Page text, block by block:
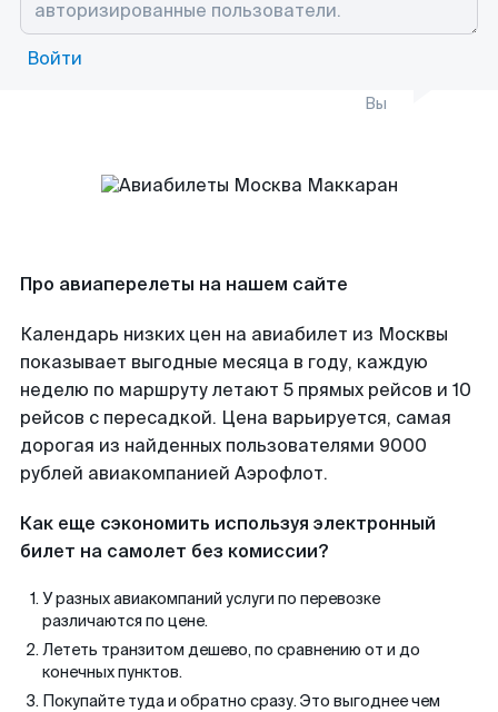
Войти
Вы
Про авиаперелеты на нашем сайте
Календарь низких цен на авиабилет из Москвы
показывает выгодные месяца в году, каждую
неделю по маршруту летают 5 прямых рейсов и 10
рейсов с пересадкой. Цена варьируется, самая
дорогая из найденных пользователями 9000
рублей авиакомпанией Аэрофлот.
Как еще сэкономить используя электронный
билет на самолет без комиссии?
У разных авиакомпаний услуги по перевозке
различаются по цене.
Лететь транзитом дешево, по сравнению от и до
конечных пунктов.
Покупайте туда и обратно сразу. Это выгоднее чем